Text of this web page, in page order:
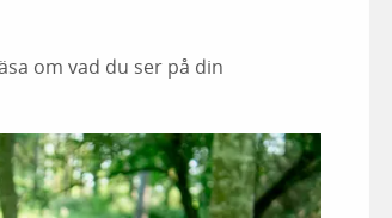
om vad du ser på din